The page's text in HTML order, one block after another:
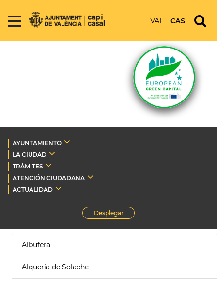
VAL CAS
AYUNTAMIENTO
LA CIUDAD
TRÁMITES
ATENCIÓN CIUDADANA
ACTUALIDAD
Desplegar
Albufera
Alquería de Solache